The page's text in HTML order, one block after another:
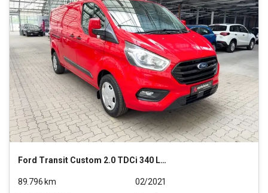
Ford Transit Custom 2.0 TDCi 340 L2 Trend (EURO 6d) PKW
89.796 km
02/2021